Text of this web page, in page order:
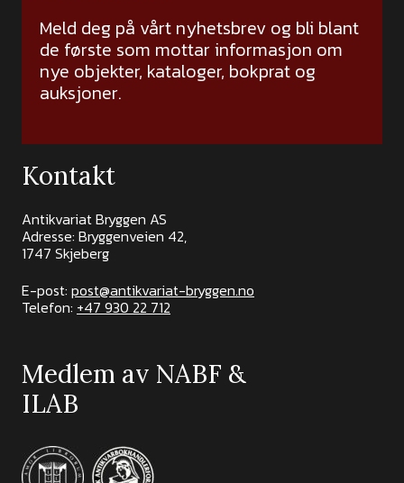
Meld deg på vårt nyhetsbrev og bli blant
de første som mottar informasjon om
nye objekter, kataloger, bokprat og
auksjoner.
Kontakt
Antikvariat Bryggen AS
Adresse: Bryggenveien 42,
1747 Skjeberg
E-post: post@antikvariat-bryggen.no
Telefon: +47 930 22 712
Medlem av NABF &
ILAB